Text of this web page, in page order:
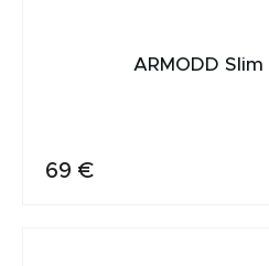
ARMODD
69 €